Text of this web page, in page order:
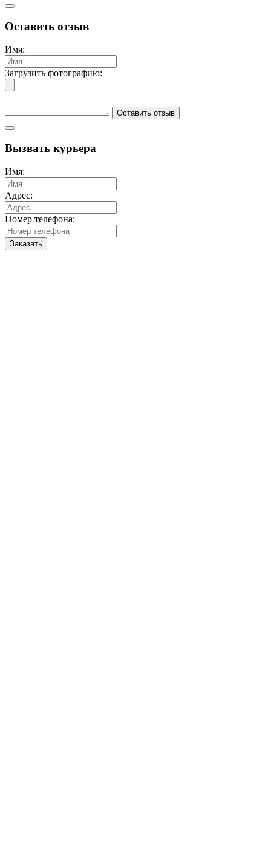
Оставить отзыв
Имя:
Загрузить фотографию:
Оставить отзыв
Вызвать курьера
Имя:
Адрес:
Номер телефона:
Заказать